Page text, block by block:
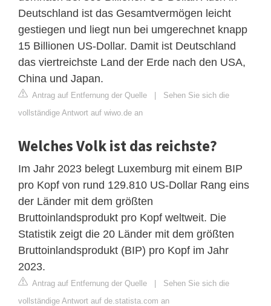
Deutschland ist das Gesamtvermögen leicht
gestiegen und liegt nun bei umgerechnet knapp
15 Billionen US-Dollar. Damit ist Deutschland
das viertreichste Land der Erde nach den USA,
China und Japan.
Antrag auf Entfernung der Quelle | Sehen Sie sich die
vollständige Antwort auf wiwo.de an
Welches Volk ist das reichste?
Im Jahr 2023 belegt Luxemburg mit einem BIP
pro Kopf von rund 129.810 US-Dollar Rang eins
der Länder mit dem größten
Bruttoinlandsprodukt pro Kopf weltweit. Die
Statistik zeigt die 20 Länder mit dem größten
Bruttoinlandsprodukt (BIP) pro Kopf im Jahr
2023.
Antrag auf Entfernung der Quelle | Sehen Sie sich die
vollständige Antwort auf de.statista.com an